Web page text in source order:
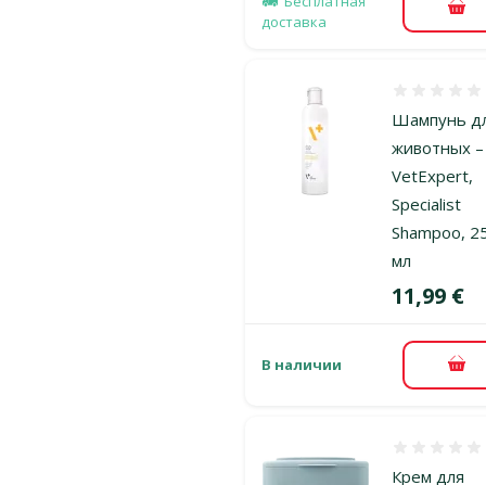
доставка
В
Шампунь
животных –
VetExpert,
Specialist
Shampoo,
мл
Цена
11,99 €
В наличии В
Крем для